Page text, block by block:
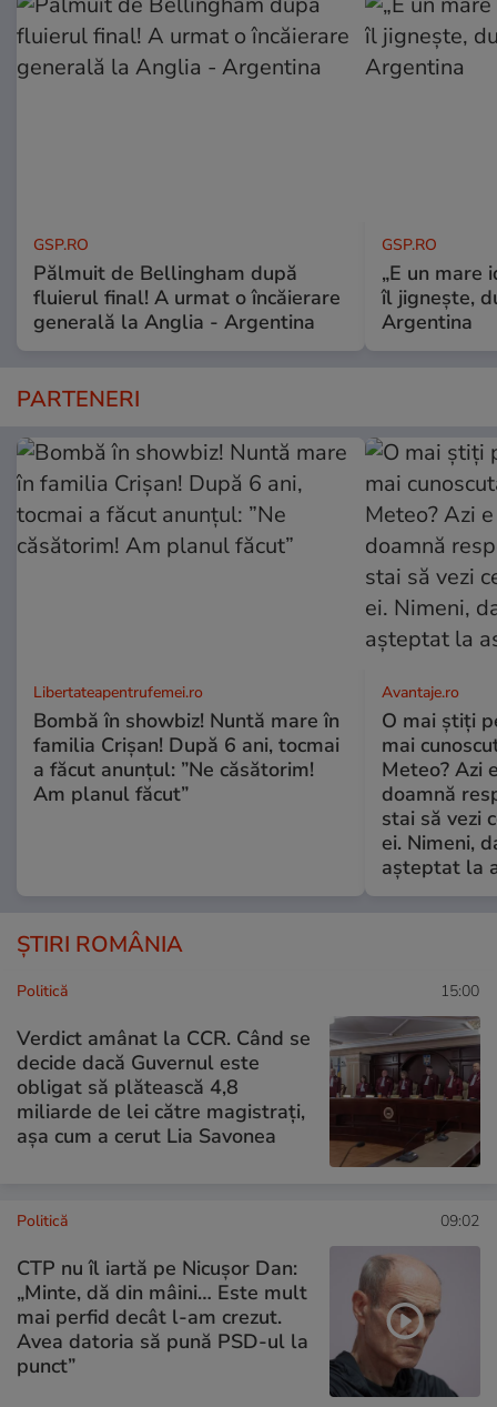
GSP.RO
Pălmuit de Bellingham după
fluierul final! A urmat o încăierare
generală la Anglia - Argentina
GSP.RO
„E un mare
îl jignește,
Argentina
PARTENERI
Libertateapentrufemei.ro
Bombă în showbiz! Nuntă mare în
familia Crișan! După 6 ani, tocmai
a făcut anunțul: ”Ne căsătorim!
Am planul făcut”
Avantaje.ro
O mai știți
mai
Meteo? Azi
doamnă
stai să vezi
ei. Nimeni,
așteptat la
ȘTIRI ROMÂNIA
Politică 15:00
Verdict amânat la CCR. Când se
decide dacă Guvernul este
obligat să plătească 4,8
miliarde de lei către magistrați,
așa cum a cerut Lia Savonea
Politică 09:02
CTP nu îl iartă pe Nicușor Dan:
„Minte, dă din mâini… Este mult
mai perfid decât l-am crezut.
Avea datoria să pună PSD-ul la
punct”